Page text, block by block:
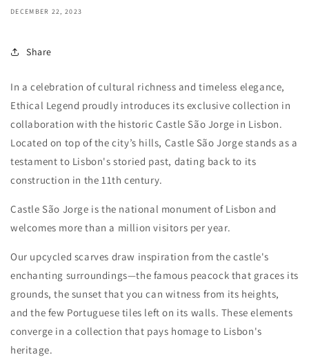
DECEMBER 22, 2023
Share
In a celebration of cultural richness and timeless elegance,
Ethical Legend proudly introduces its exclusive collection in
collaboration with the historic Castle São Jorge in Lisbon.
Located on top of the city’s hills, Castle São Jorge stands as a
testament to Lisbon's storied past, dating back to its
construction in the 11th century.
Castle São Jorge is the national monument of Lisbon and
welcomes more than a million visitors per year.
Our upcycled scarves draw inspiration from the castle's
enchanting surroundings—the famous peacock that graces its
grounds, the sunset that you can witness from its heights,
and the few Portuguese tiles left on its walls. These elements
converge in a collection that pays homage to Lisbon's
heritage.